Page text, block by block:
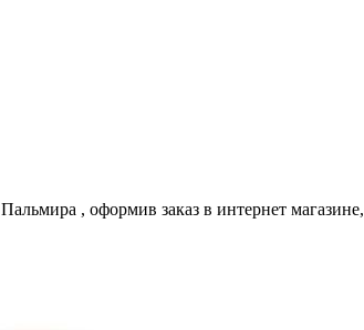
Пальмира , оформив заказ в интернет магазине,